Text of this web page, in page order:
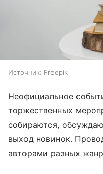
Источник: Freepik
Неофициальное
торжественных
собираются,
выход новинок.
авторами разных